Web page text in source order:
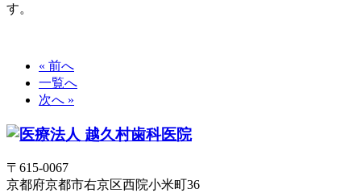
す。
« 前へ
一覧へ
次へ »
〒615-0067
京都府京都市右京区西院小米町36